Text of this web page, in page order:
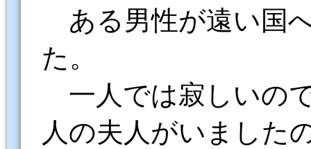
ある男性が遠い国
た。
一人では寂しいの
人の夫人がいました